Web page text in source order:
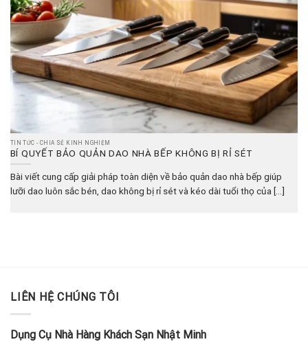
TIN TỨC - CHIA SẺ KINH NGHIỆM
BÍ QUYẾT BẢO QUẢN DAO NHÀ BẾP KHÔNG BỊ RỈ SÉT
Bài viết cung cấp giải pháp toàn diện về bảo quản dao nhà bếp giúp
lưỡi dao luôn sắc bén, dao không bị rỉ sét và kéo dài tuổi thọ của [...]
LIÊN HỆ CHÚNG TÔI
Dụng Cụ Nhà Hàng Khách Sạn Nhật Minh